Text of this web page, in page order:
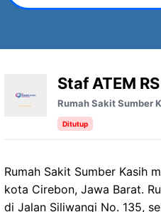
Staf ATEM
Rumah Sakit Sumber
Ditutup
Rumah Sakit Sumber Kasih
kota Cirebon, Jawa Barat.
di Jalan Siliwangi No. 135,